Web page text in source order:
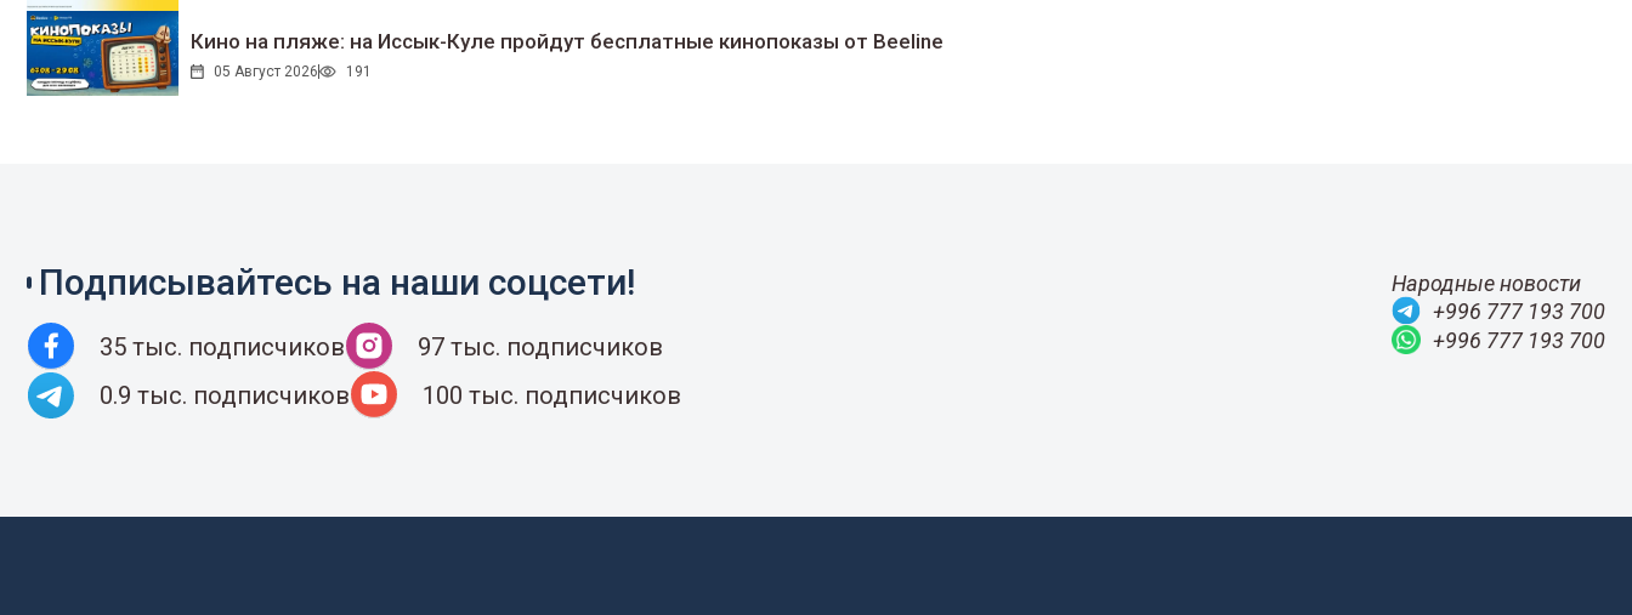
Кино на пляже: на Иссык-Куле пройдут беcплатные кинопоказы от Beeline
05 Август 2026 191
Подписывайтесь на наши соцсети!
35 тыс. подписчиков
97 тыс. подписчиков
0.9 тыс. подписчиков
100 тыс. подписчиков
Народные новости
+996 777 193 700
+996 777 193 700